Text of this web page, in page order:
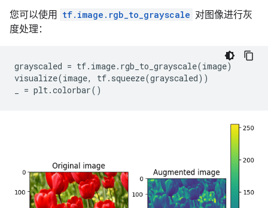
您可以使用 tf.image.rgb_to_grayscale 对图像进行灰
度处理：
grayscaled = tf. image. rgb_to_grayscale(image)
visualize(image, tf. squeeze(grayscaled))
= plt.colorbar()